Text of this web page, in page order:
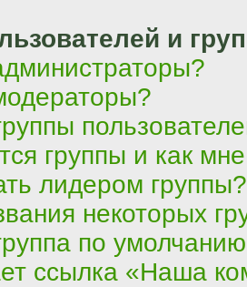
и
группы и как
лидером группы?
некоторых
по
ссылка «Наша